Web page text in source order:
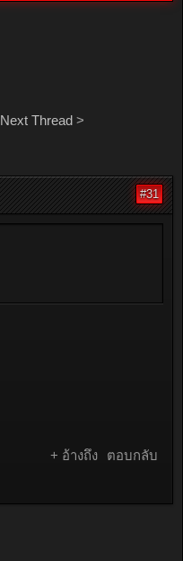
Next Thread>
#31
+ อ้างถึง ตอบกลับ